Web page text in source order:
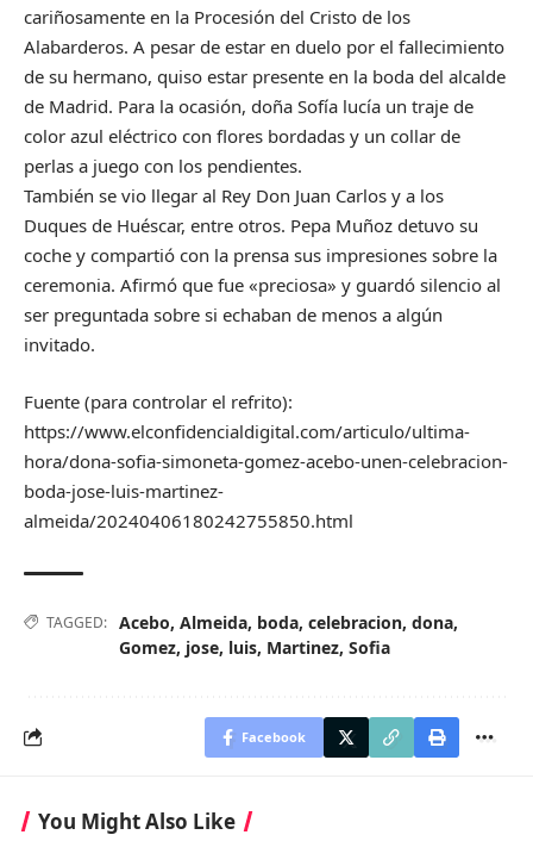
cariñosamente en la Procesión del Cristo de los
Alabarderos. A pesar de estar en duelo por el fallecimiento
de su hermano, quiso estar presente en la boda del alcalde
de Madrid. Para la ocasión, doña Sofía lucía un traje de
color azul eléctrico con flores bordadas y un collar de
perlas a juego con los pendientes.
También se vio llegar al Rey Don Juan Carlos y a los
Duques de Huéscar, entre otros. Pepa Muñoz detuvo su
coche y compartió con la prensa sus impresiones sobre la
ceremonia. Afirmó que fue «preciosa» y guardó silencio al
ser preguntada sobre si echaban de menos a algún
invitado.
Fuente (para controlar el refrito):
https://www.elconfidencialdigital.com/articulo/ultima-
hora/dona-sofia-simoneta-gomez-acebo-unen-celebracion-
boda-jose-luis-martinez-
almeida/20240406180242755850.html
TAGGED: Acebo, Almeida, boda, celebracion, dona,
Gomez, jose, luis, Martinez, Sofia
Facebook
You Might Also Like